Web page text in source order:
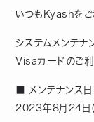
いつもKyashをご
システムメンテ
Visaカードのご利
■ メンテナンス
2023年8月24